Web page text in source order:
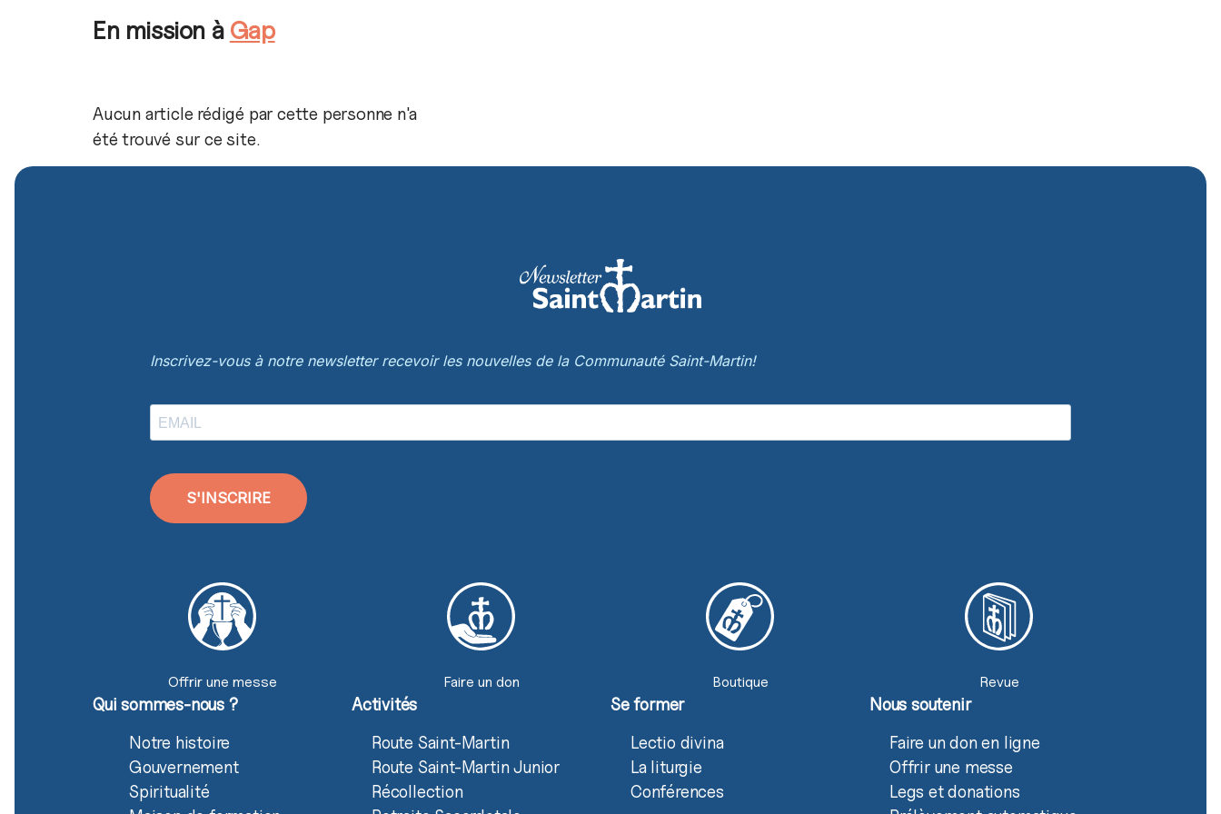
En mission à Gap
Aucun article rédigé par cette personne n'a
été trouvé sur ce site.
Inscrivez-vous à notre newsletter recevoir les nouvelles de la Communauté Saint-Martin!
S'INSCRIRE
Offrir une messe Faire un don Boutique Revue
Qui sommes-nous ?
Notre histoire
Gouvernement
Spiritualité
Activités
Route Saint-Martin
Route Saint-Martin Junior
Récollection
Se former
Lectio divina
La liturgie
Conférences
Nous soutenir
Faire un don en ligne
Offrir une messe
Legs et donations